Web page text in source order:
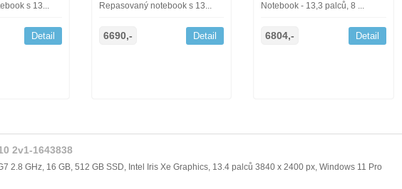
s 13...
Detail
Repasovaný notebook s 13...
6690,- Detail
Notebook - 13,3 palců, 8 ...
6804,- Detail
2v1-1643838
2.8 GHz, 16 GB, 512 GB SSD, Intel Iris Xe Graphics, 13.4 palců 3840 x 2400 px, Windows 11 Pro